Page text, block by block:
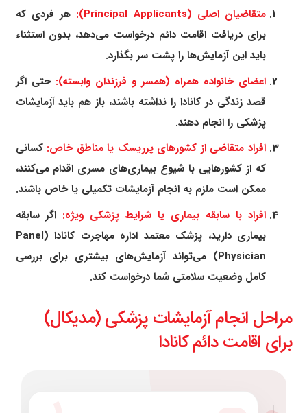
متقاضیان اصلی (Principal Applicants):
هر فردی که
برای دریافت اقامت دائم درخواست می‌دهد، بدون استثناء
باید این آزمایش‌ها را پشت سر بگذارد.
اعضای خانواده همراه (همسر و فرزندان وابسته):حتی اگر
قصد زندگی در کانادا را نداشته باشند، باز هم باید آزمایشات
پزشکی را انجام دهند.
افراد متقاضی از کشورهای پرریسک یا مناطق خاص:کسانی
که از کشورهایی با شیوع بیماری‌های مسری اقدام می‌کنند،
ممکن است ملزم به انجام آزمایشات تکمیلی یا خاص باشند.
افراد با سابقه بیماری یا شرایط پزشکی ویژه: اگر سابقه
بیماری دارید، پزشک معتمد اداره مهاجرت کانادا (Panel
Physician) می‌تواند آزمایش‌های بیشتری برای بررسی
کامل وضعیت سلامتی شما درخواست کند.
مراحل انجام آزمایشات پزشکی (مدیکال)
برای اقامت دائم کانادا